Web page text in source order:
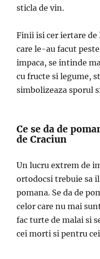
sticla de vin.
Finii isi cer iertare de
care le-au facut
impaca, se intinde
cu fructe si legume,
simbolizeaza sporul
Ce se da de
de Craciun
Un lucru extrem de
ortodocsi trebuie sa il
pomana. Se da de
celor care nu mai
fac turte de malai si
cei morti si pentru